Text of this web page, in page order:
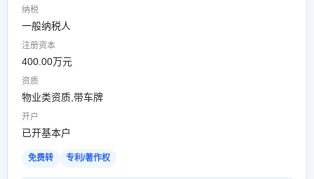
纳税
一般纳税人
注册资本
400.00万元
资质
物业类资质,带车牌
开户
已开基本户
免费转 专利/著作权